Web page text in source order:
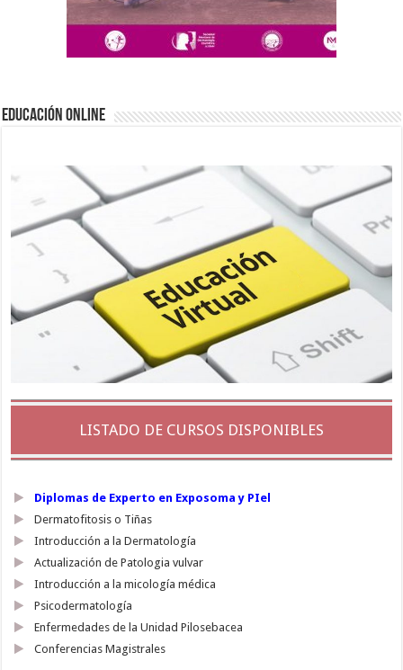
EDUCACIÓN ONLINE
LISTADO DE CURSOS DISPONIBLES
Diplomas de Experto en Exposoma y PIel
Dermatofitosis o Tiñas
Introducción a la Dermatología
Actualización de Patologia vulvar
Introducción a la micología médica
Psicodermatología
Enfermedades de la Unidad Pilosebacea
Conferencias Magistrales